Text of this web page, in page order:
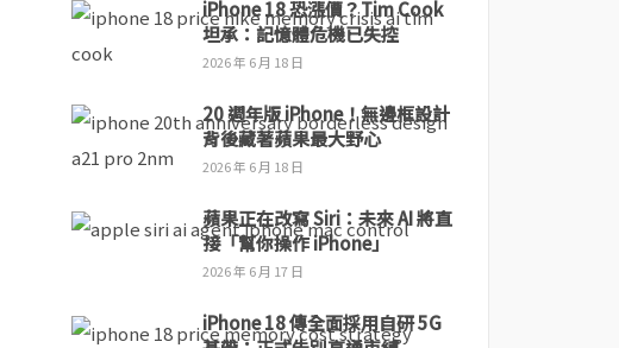
iPhone 18 恐漲價？Tim Cook
坦承：記憶體危機已失控
2026 年 6 月 18 日
20 週年版 iPhone！無邊框設計
背後藏著蘋果最大野心
2026 年 6 月 18 日
蘋果正在改寫 Siri：未來 AI 將直
接「幫你操作 iPhone」
2026 年 6 月 17 日
iPhone 18 傳全面採用自研 5G